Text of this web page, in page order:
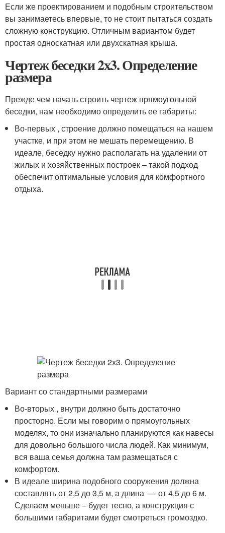
Если же проектированием и подобным строительством
вы занимаетесь впервые, то не стоит пытаться создать
сложную конструкцию. Отличным вариантом будет
простая односкатная или двухскатная крыша.
Чертеж беседки 2х3. Определение
размера
Прежде чем начать строить чертеж прямоугольной
беседки, нам необходимо определить ее габариты:
Во-первых , строение должно помещаться на нашем
участке, и при этом не мешать перемещению. В
идеале, беседку нужно располагать на удалении от
жилых и хозяйственных построек – такой подход
обеспечит оптимальные условия для комфортного
отдыха.
Вариант со стандартными размерами
Во-вторых , внутри должно быть достаточно
просторно. Если мы говорим о прямоугольных
моделях, то они изначально планируются как навесы
для довольно большого числа людей. Как минимум,
вся ваша семья должна там размещаться с
комфортом.
В идеале ширина подобного сооружения должна
составлять от 2,5 до 3,5 м, а длина — от 4,5 до 6 м.
Сделаем меньше – будет тесно, а конструкция с
большими габаритами будет смотреться громоздко.